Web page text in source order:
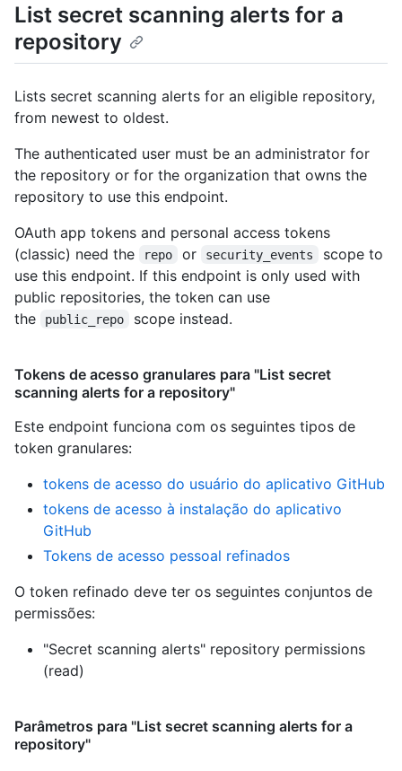
List secret scanning alerts for a
repository
Lists secret scanning alerts for an eligible repository,
from newest to oldest.
The authenticated user must be an administrator for
the repository or for the organization that owns the
repository to use this endpoint.
OAuth app tokens and personal access tokens
(classic) need the
repo or security_events
scope to
use this endpoint. If this endpoint is only used with
public repositories, the token can use
the
public_repo scope instead.
Tokens de acesso granulares para "List secret
scanning alerts for a repository"
Este endpoint funciona com os seguintes tipos de
token granulares:
tokens de acesso do usuário do aplicativo GitHub
tokens de acesso à instalação do aplicativo
GitHub
Tokens de acesso pessoal refinados
O token refinado deve ter os seguintes conjuntos de
permissões:
"Secret scanning alerts" repository permissions
(read)
Parâmetros para "List secret scanning alerts for a
repository"